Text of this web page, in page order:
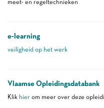
meet- en regeltechnieken
e-learning
veiligheid op het werk
Vlaamse Opleidingsdatabank
Klik hier om meer over deze